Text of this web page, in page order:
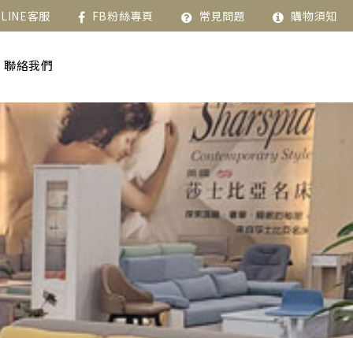
LINE客服 FB粉絲專頁 常見問題 購物須知
聯絡我們